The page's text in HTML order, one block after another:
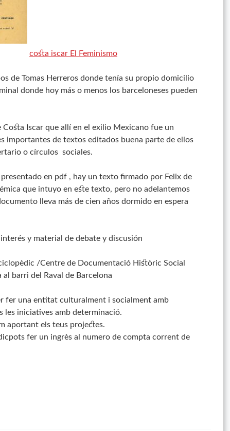
costa iscar El Feminismo
de Tomas Herreros donde tenía su propio domicilio
donde hoy más o menos los barceloneses pueden
Iscar que allí en el exilio Mexicano fue un
importantes de textos editados buena parte de ellos
o círculos sociales.
en pdf , hay un texto firmado por Felix de
que intuyo en este texto, pero no adelantemos
lleva más de cien años dormido en espera
y material de debate y discusión
/Centre de Documentació Històric Social
barri del Raval de Barcelona
fer una entitat culturalment i socialment amb
iniciatives amb determinació.
aportant els teus projectes.
fer un ingrès al numero de compta corrent de